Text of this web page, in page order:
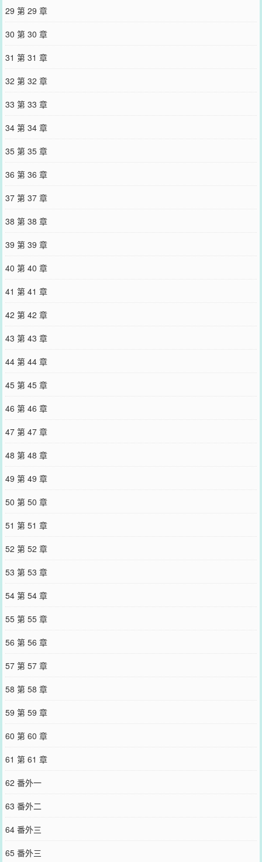
29 第 29 章
30 第 30 章
31 第 31 章
32 第 32 章
33 第 33 章
34 第 34 章
35 第 35 章
36 第 36 章
37 第 37 章
38 第 38 章
39 第 39 章
40 第 40 章
41 第 41 章
42 第 42 章
43 第 43 章
44 第 44 章
45 第 45 章
46 第 46 章
47 第 47 章
48 第 48 章
49 第 49 章
50 第 50 章
51 第 51 章
52 第 52 章
53 第 53 章
54 第 54 章
55 第 55 章
56 第 56 章
57 第 57 章
58 第 58 章
59 第 59 章
60 第 60 章
61 第 61 章
62 番外一
63 番外二
64 番外三
65 番外三